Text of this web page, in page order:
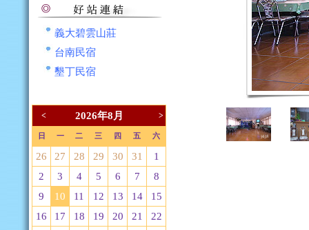
義大碧雲山莊
台南民宿
墾丁民宿
< 2026年8月 >
日 一 二 三 四 五 六
26 27 28 29 30 31
1
2
3 4 5 6 7
8
9
10 11 12 13 14
15
16
17 18 19 20 21
22